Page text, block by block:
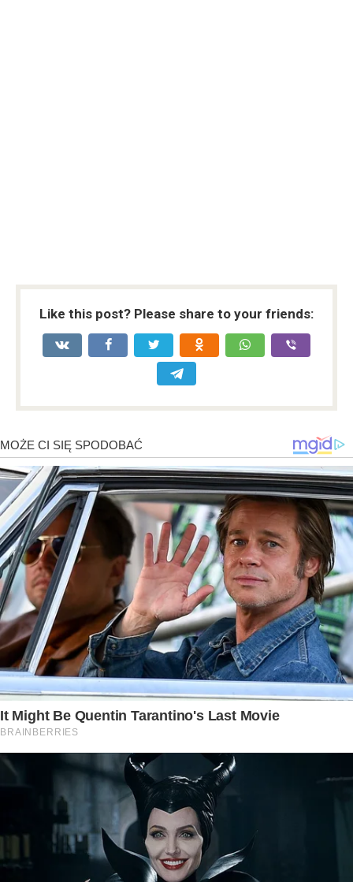
Like this post? Please share to your friends: